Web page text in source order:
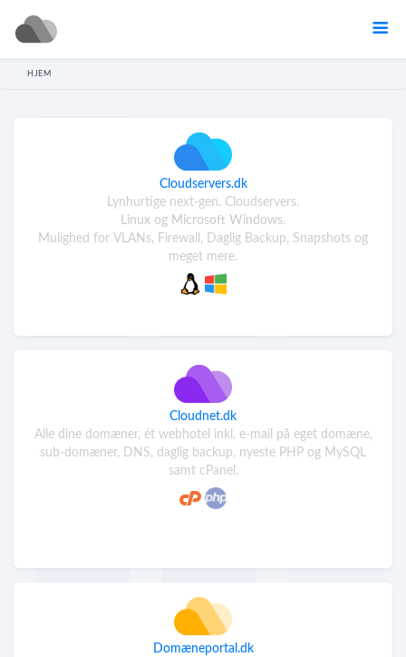
HJEM
Cloudservers.dk
Lynhurtige next-gen. Cloudservers.
Linux og Microsoft Windows.
Mulighed for VLANs, Firewall, Daglig Backup, Snapshots og
meget mere.
Cloudnet.dk
Alle dine domæner, ét webhotel inkl. e-mail på eget domæne,
sub-domæner, DNS, daglig backup, nyeste PHP og MySQL
samt cPanel.
Domæneportal.dk